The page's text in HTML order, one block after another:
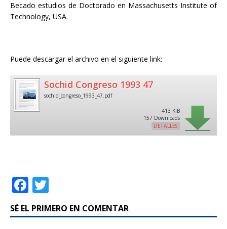
Becado estudios de Doctorado en Massachusetts Institute of
Technology, USA.
Puede descargar el archivo en el siguiente link:
Sochid Congreso 1993 47
sochid_congreso_1993_47.pdf
413 KiB
157 Downloads
DETALLES
F
a
c
w
it
SÉ EL PRIMERO EN COMENTAR